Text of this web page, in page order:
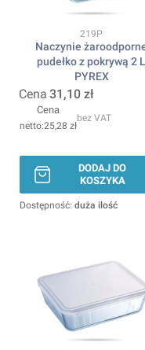
Kod produktu
219P
Naczynie
pudełko z pokrywą 2 L
PYREX
Cena 31,10 zł
Cena
25,28 zł
bez VAT
DODAJ DO
KOSZYKA
Dostępność: duża ilość